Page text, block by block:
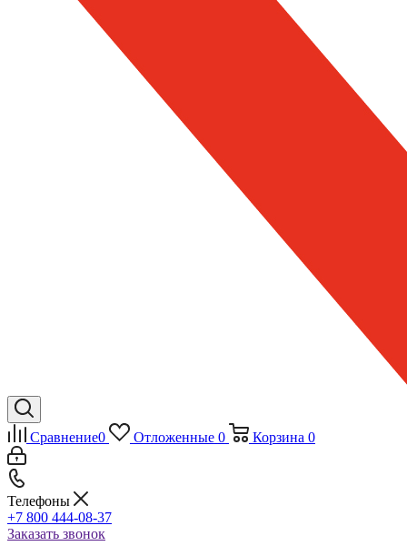
Сравнение0 Отложенные 0 Корзина 0
Телефоны
+7 800 444-08-37
Заказать звонок